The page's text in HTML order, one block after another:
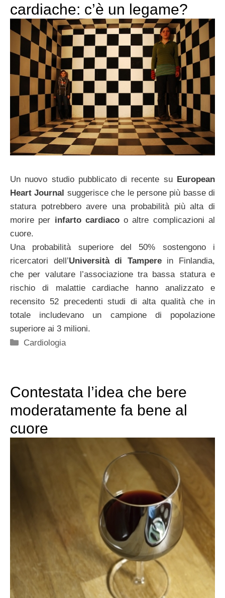
cardiache: c’è un legame?
Un nuovo studio pubblicato di recente su European
Heart Journal suggerisce che le persone più basse di
statura potrebbero avere una probabilità più alta di
morire per infarto cardiacoo altre complicazioni al
cuore.
Una probabilità superiore del 50% sostengono i
ricercatori dell’Università di Tamperein Finlandia,
che per valutare l’associazione tra bassa statura e
rischio di malattie cardiache hanno analizzato e
recensito 52 precedenti studi di alta qualità che in
totale includevano un campione di popolazione
superiore ai 3 milioni.
Categorie
Cardiologia
Contestata l’idea che bere
moderatamente fa bene al
cuore